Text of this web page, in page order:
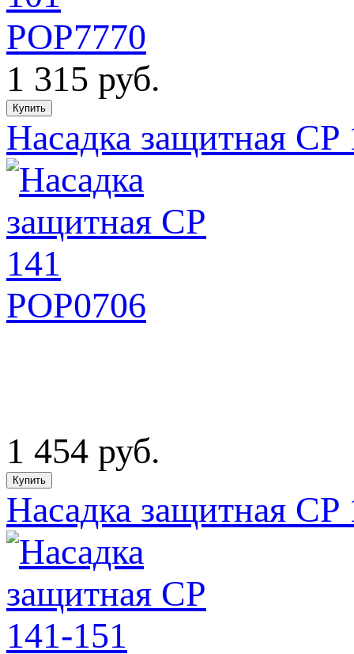
1 315 руб.
Насадка защитная CP
1 454 руб.
Насадка защитная